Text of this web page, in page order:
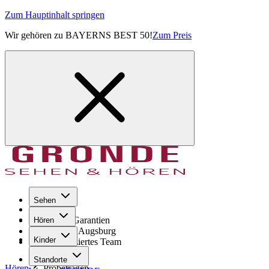
Zum Hauptinhalt springen
Wir gehören zu BAYERNS BEST 50!Zum Preis
Sehen
Hören
Kinder
Standorte
Seit 1971
GRONDE Garantien
8× im Raum Augsburg
Hochqualifiziertes Team